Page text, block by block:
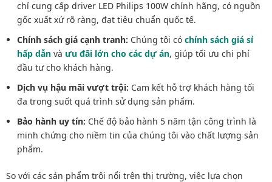
chỉ cung cấp driver LED Philips 100W chính hãng, có nguồn
gốc xuất xứ rõ ràng, đạt tiêu chuẩn quốc tế.
Chính sách giá cạnh tranh: Chúng tôi cóchính sách giá sỉ
hấp dẫn và ưu đãi lớn cho các dự án, giúp tối ưu chi phí
đầu tư cho khách hàng.
Dịch vụ hậu mãi vượt trội: Cam kết hỗ trợ khách hàng tối
đa trong suốt quá trình sử dụng sản phẩm.
Bảo hành uy tín: Chế độ bảo hành 5 năm tận công trình là
minh chứng cho niềm tin của chúng tôi vào chất lượng sản
phẩm.
So với các sản phẩm trôi nổi trên thị trường, việc lựa chọn